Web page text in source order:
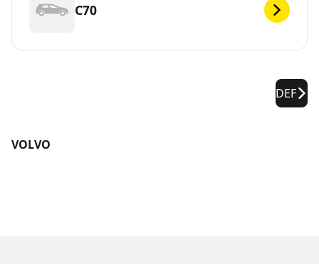
C70
DEF
VOLVO